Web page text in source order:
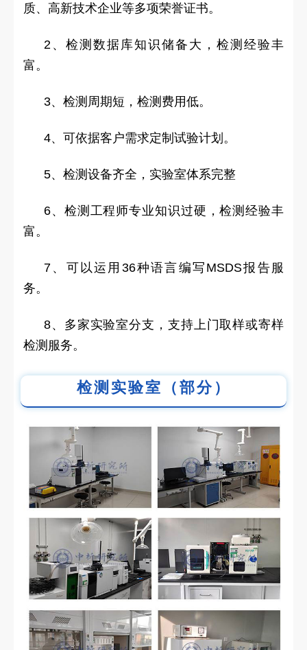
质、高新技术企业等多项荣誉证书。
2、检测数据库知识储备大，检测经验丰
富。
3、检测周期短，检测费用低。
4、可依据客户需求定制试验计划。
5、检测设备齐全，实验室体系完整
6、检测工程师专业知识过硬，检测经验丰
富。
7、可以运用36种语言编写MSDS报告服
务。
8、多家实验室分支，支持上门取样或寄样
检测服务。
检测实验室（部分）